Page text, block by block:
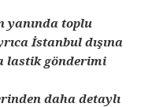
yanında toplu
İstanbul dışına
lastik gönderimi
daha detaylı